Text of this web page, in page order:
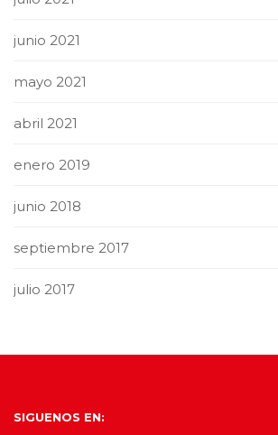
junio 2021
mayo 2021
abril 2021
enero 2019
junio 2018
septiembre 2017
julio 2017
SIGUENOS EN: